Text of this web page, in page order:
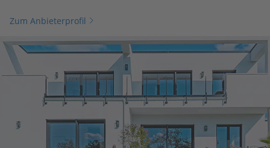
Zum Anbieterprofil